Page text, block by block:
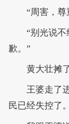
“周害，
“别光说
歉。”
黄大壮摊
王婆走了
民已经失控了